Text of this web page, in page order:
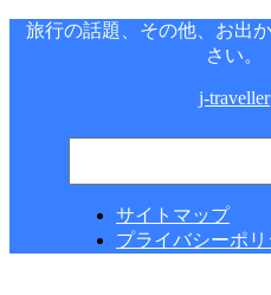
旅行の話題、その他、お出
さい。
j-traveller
サイトマップ
プライバシーポリ